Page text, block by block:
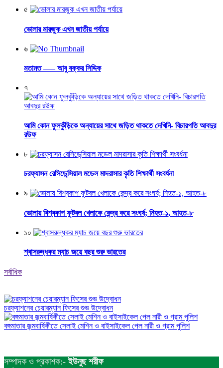
৫
ভোলার মারজুক এখন জাতীয় পর্যায়ে
৬
মতামত —– আবু বক্কর সিদ্দিক
৭
আমি কোন ফুলকুঁড়িকে অন্যায়ের সাথে জড়িত থাকতে দেখিনি- বিচারপতি আবদুর
রউফ
৮
চরফ্যাসন রেসিডেন্সিয়াল মডেল মাদরাসার কৃতি শিক্ষার্থী সংবর্ধনা
৯
ভোলায় বিশ্বকাপ ফুটবল খেলাকে কেন্দ্র করে সংঘর্ষ; নিহত-১, আহত-৮
১০
শ্বাসরুদ্ধকর ম্যাচ জয়ে বছর শুরু ভারতের
সর্বাধিক
চরফ্যাশনের চেয়ারম্যান ফিসের শুভ উদ্বোধন
বঙ্গমাতার জন্মবার্ষিকীতে সেলাই মেশিন ও বাইসাইকেল পেল নারী ও গ্রাম পুলিশ
সম্পাদক ও প্রকাশক:-ইউনুছ শরীফ